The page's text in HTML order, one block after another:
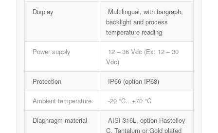
Display
Multilingual, with bargraph,
backlight and process
temperature reading
Power supply
12 – 36 Vdc (Ex: 12 – 30
Vdc)
Protection IP66 (option IP68)
Ambient temperature -20 °C…+70 °C
Diaphragm material
AISI 316L, option Hastelloy
C, Tantalum or Gold plated